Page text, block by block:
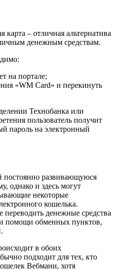
– отличная альтернатива
денежным средствам.
на портале;
«WM Card» и перекинуть
Технобанка или
пользователь получит
пароль на электронный
постоянно развивающуюся
однако и здесь могут
некоторые
кошелька.
денежные средства
помощи обменных пунктов,
в обоих
подходит для тех, кто
Вебмани, хотя